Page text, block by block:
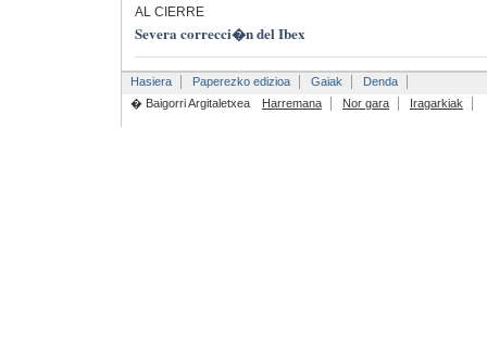
AL CIERRE
Severa correcci�n del Ibex
Hasiera Paperezko edizioa Gaiak
Denda
� Baigorri Argitaletxea
Harremana Nor gara Iragarkiak